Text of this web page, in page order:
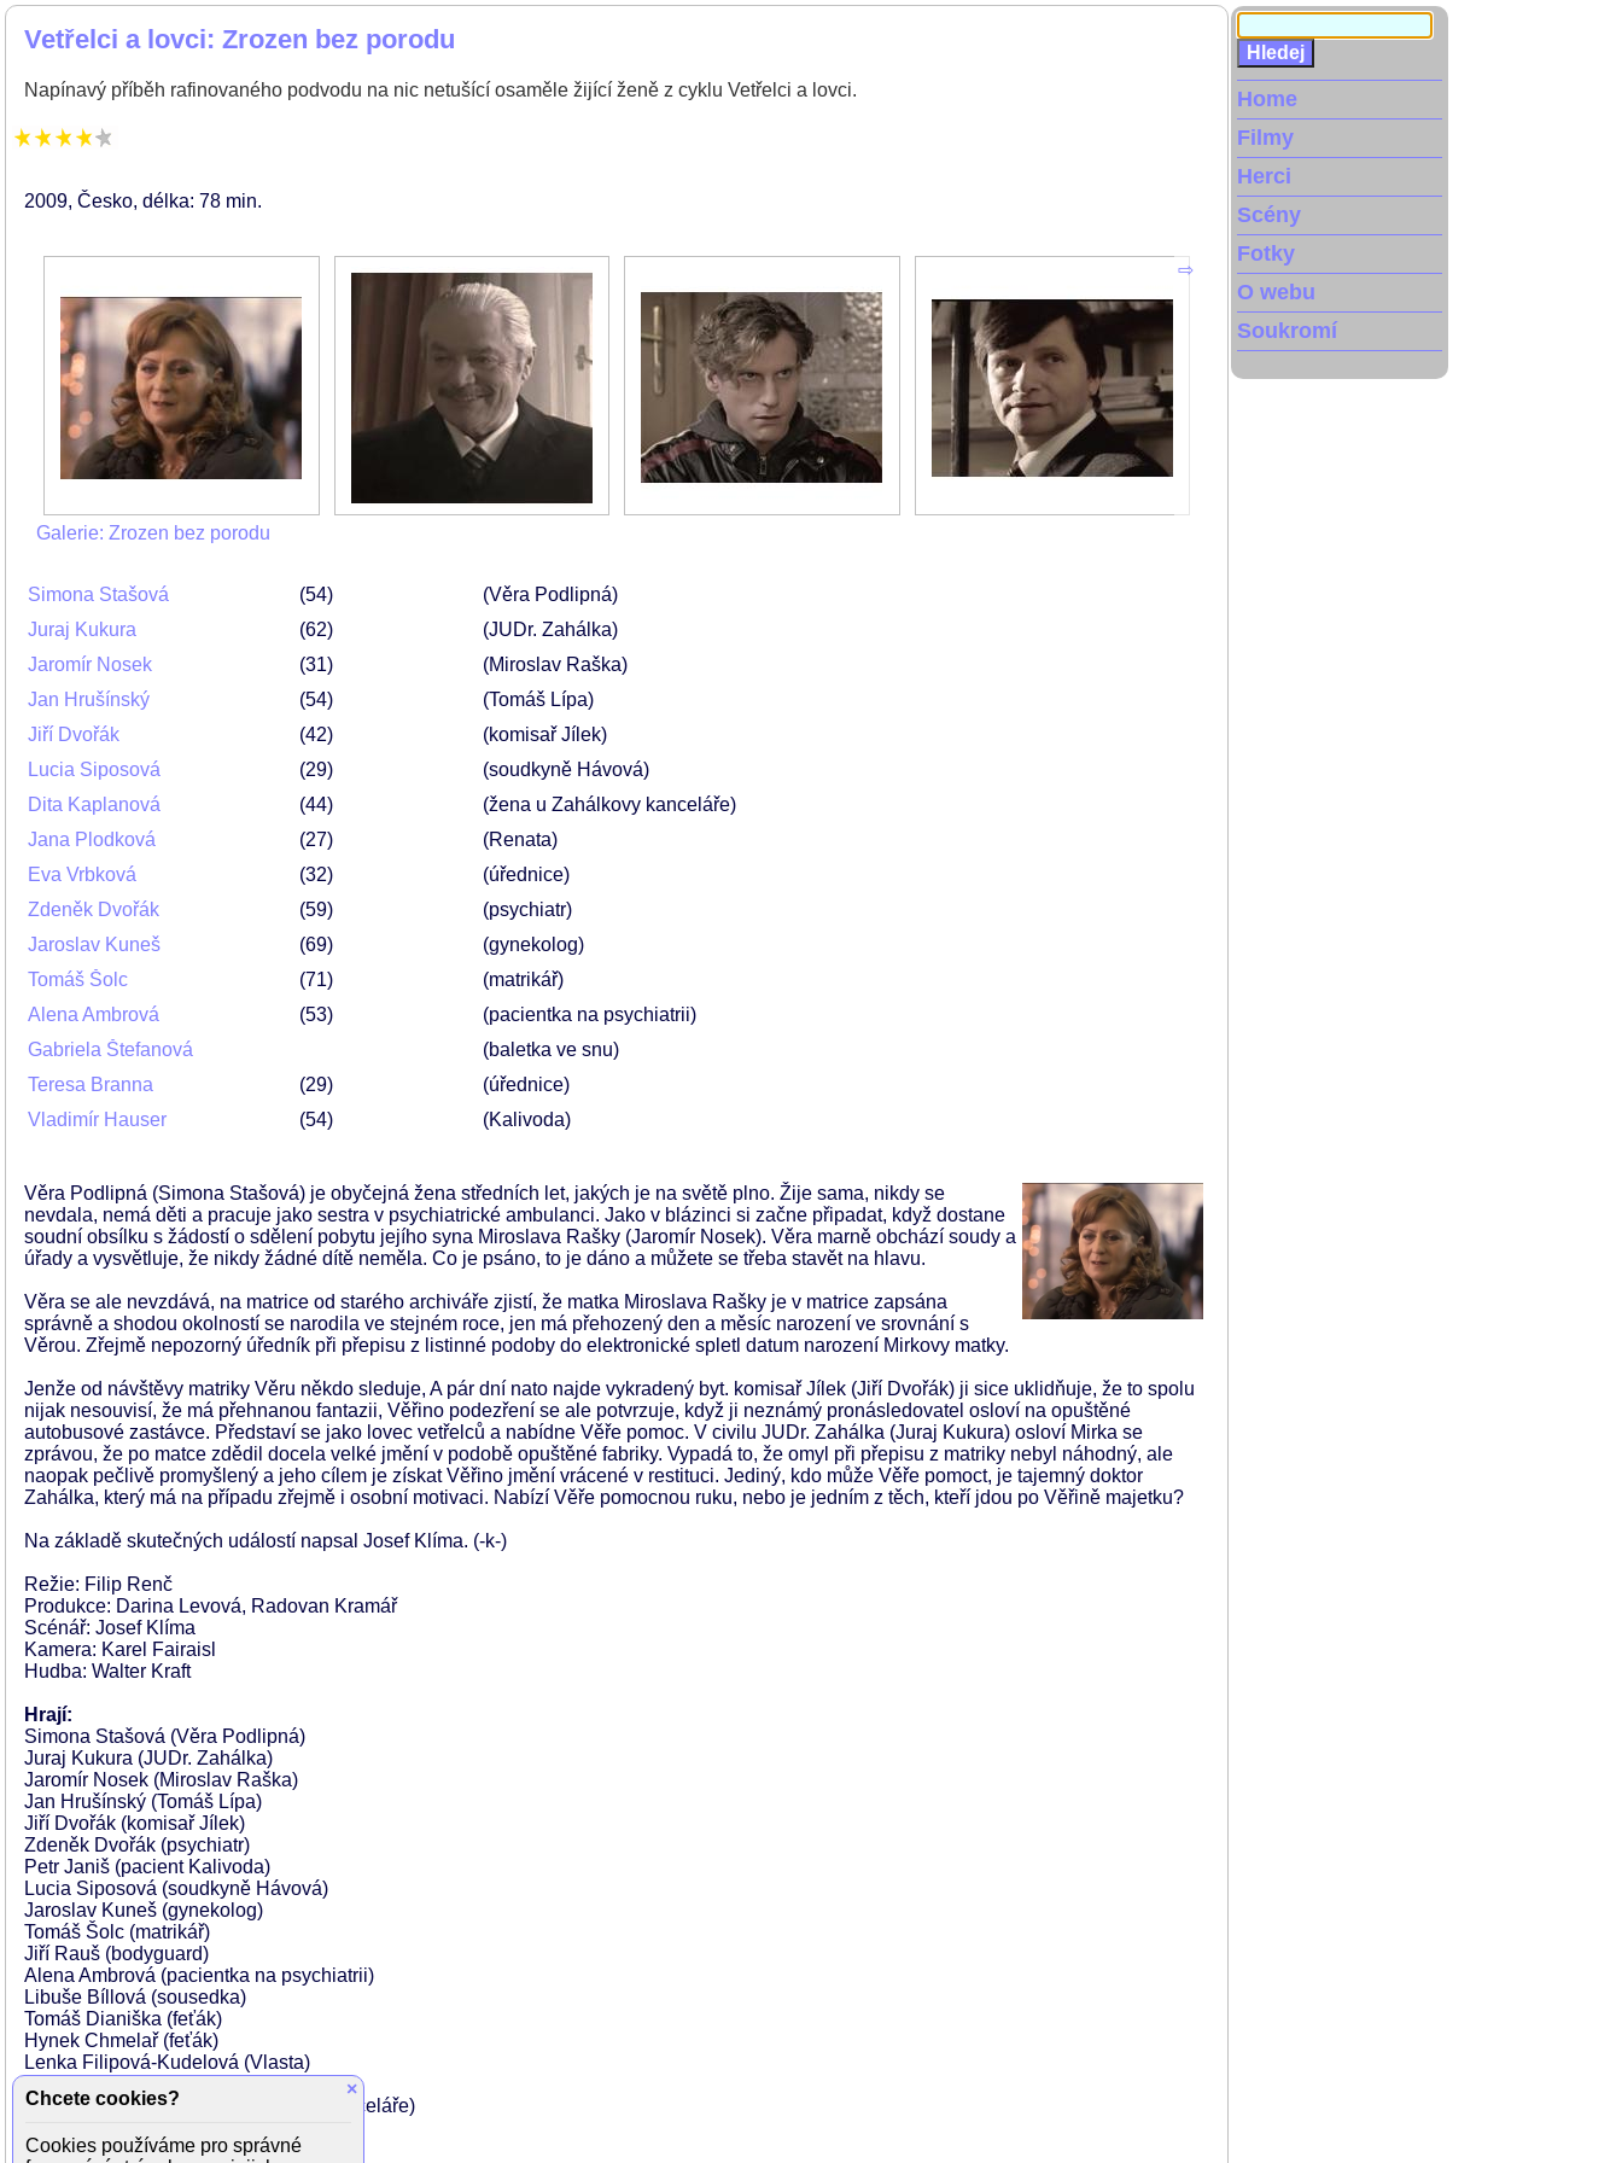
Vetřelci a lovci: Zrozen bez porodu
Napínavý příběh rafinovaného podvodu na nic netušící osaměle žijící ženě z cyklu Vetřelci a lovci.
2009 Česko délka: 78 min
Galerie: Zrozen bez porodu
Simona Stašová 54
(Věra Podlipná)
Juraj Kukura
62
(JUDr. Zahálka)
Jaromír Nosek
31
(Miroslav Raška)
Jan Hrušínský
54
(Tomáš Lípa)
Jiří Dvořák
42
(komisař Jílek)
Lucia Siposová
29
(soudkyně Hávová)
Dita Kaplanová
44
(žena u Zahálkovy kanceláře)
Jana Plodková
27
(Renata)
Eva Vrbková
32
(úřednice)
Zdeněk Dvořák
59
(psychiatr)
Jaroslav Kuneš
69
(gynekolog)
Tomáš Šolc
71
(matrikář)
Alena Ambrová
53
(pacientka na psychiatrii)
Gabriela Štefanová
(baletka ve snu)
Teresa Branna
29
(úřednice)
Vladimír Hauser
54 (Kalivoda)
Věra Podlipná (Simona Stašová) je obyčejná žena středních let, jakých je na světě plno. Žije sama, nikdy se
nevdala, nemá děti a pracuje jako sestra v psychiatrické ambulanci. Jako v blázinci si začne připadat, když dostane
soudní obsílku s žádostí o sdělení pobytu jejího syna Miroslava Rašky (Jaromír Nosek). Věra marně obchází soudy a
úřady a vysvětluje, že nikdy žádné dítě neměla. Co je psáno, to je dáno a můžete se třeba stavět na hlavu.
Věra se ale nevzdává, na matrice od starého archiváře zjistí, že matka Miroslava Rašky je v matrice zapsána
správně a shodou okolností se narodila ve stejném roce, jen má přehozený den a měsíc narození ve srovnání s
Věrou. Zřejmě nepozorný úředník při přepisu z listinné podoby do elektronické spletl datum narození Mirkovy matky.
Jenže od návštěvy matriky Věru někdo sleduje, A pár dní nato najde vykradený byt. komisař Jílek (Jiří Dvořák) ji sice uklidňuje, že to spolu
nijak nesouvisí, že má přehnanou fantazii, Věřino podezření se ale potvrzuje, když ji neznámý pronásledovatel osloví na opuštěné
autobusové zastávce. Představí se jako lovec vetřelců a nabídne Věře pomoc. V civilu JUDr. Zahálka (Juraj Kukura) osloví Mirka se
zprávou, že po matce zdědil docela velké jmění v podobě opuštěné fabriky. Vypadá to, že omyl při přepisu z matriky nebyl náhodný, ale
naopak pečlivě promyšlený a jeho cílem je získat Věřino jmění vrácené v restituci. Jediný, kdo může Věře pomoct, je tajemný doktor
Zahálka, který má na případu zřejmě i osobní motivaci. Nabízí Věře pomocnou ruku, nebo je jedním z těch, kteří jdou po Věřině majetku?
Na základě skutečných událostí napsal Josef Klíma. (-k-)
Režie: Filip Renč
Produkce: Darina Levová, Radovan Kramář
Scénář: Josef Klíma
Kamera: Karel Fairaisl
Hudba: Walter Kraft
Hrají:
Simona Stašová (Věra Podlipná)
Juraj Kukura (JUDr. Zahálka)
Jaromír Nosek (Miroslav Raška)
Jan Hrušínský (Tomáš Lípa)
Jiří Dvořák (komisař Jílek)
Zdeněk Dvořák (psychiatr)
Petr Janiš (pacient Kalivoda)
Lucia Siposová (soudkyně Hávová)
Jaroslav Kuneš (gynekolog)
Tomáš Šolc (matrikář)
Jiří Rauš (bodyguard)
Alena Ambrová (pacientka na psychiatrii)
Libuše Bíllová (sousedka)
Tomáš Dianiška (feťák)
Hynek Chmelař (feťák)
Lenka Filipová-Kudelová (Vlasta)
Dita Kaplanová (žena u Zahálkovy kanceláře)
Gabriela Štefanová (baletka ve snu)
Home
Filmy
Herci
Scény
Fotky
O webu
Soukromí
×
Chcete cookies?
Cookies používáme pro správné